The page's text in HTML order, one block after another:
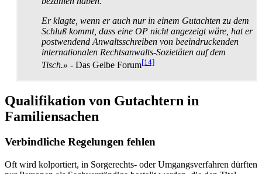
Er klagte, wenn er auch nur in einem Gutachten zu dem
Schluß kommt, dass eine OP nicht angezeigt wäre, hat er
postwendend Anwaltsschreiben von beeindruckenden
internationalen Rechtsanwalts-Sozietäten auf dem
Tisch.» - Das Gelbe Forum[14]
Qualifikation von Gutachtern in
Familiensachen
Verbindliche Regelungen fehlen
Oft wird kolportiert, in Sorgerechts- oder Umgangsverfahren dürften